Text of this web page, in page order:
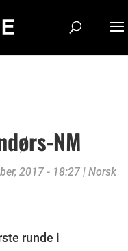
NM
2017 - 18:27 | Norsk
runde i